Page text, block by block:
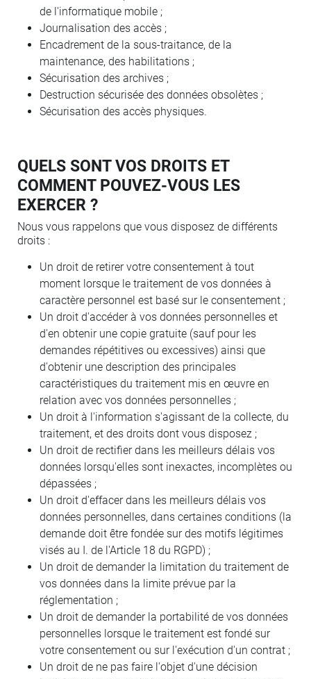
de l'informatique mobile ;
Journalisation des accès ;
Encadrement de la sous-traitance, de la
maintenance, des habilitations ;
Sécurisation des archives ;
Destruction sécurisée des données obsolètes ;
Sécurisation des accès physiques.
QUELS SONT VOS DROITS ET
COMMENT POUVEZ-VOUS LES
EXERCER ?
Nous vous rappelons que vous disposez de différents
droits :
Un droit de retirer votre consentement à tout
moment lorsque le traitement de vos données à
caractère personnel est basé sur le consentement ;
Un droit d'accéder à vos données personnelles et
d'en obtenir une copie gratuite (sauf pour les
demandes répétitives ou excessives) ainsi que
d'obtenir une description des principales
caractéristiques du traitement mis en œuvre en
relation avec vos données personnelles ;
Un droit à l'information s'agissant de la collecte, du
traitement, et des droits dont vous disposez ;
Un droit de rectifier dans les meilleurs délais vos
données lorsqu'elles sont inexactes, incomplètes ou
dépassées ;
Un droit d'effacer dans les meilleurs délais vos
données personnelles, dans certaines conditions (la
demande doit être fondée sur des motifs légitimes
visés au I. de l'Article 18 du RGPD) ;
Un droit de demander la limitation du traitement de
vos données dans la limite prévue par la
réglementation ;
Un droit de demander la portabilité de vos données
personnelles lorsque le traitement est fondé sur
votre consentement ou sur l'exécution d'un contrat ;
Un droit de ne pas faire l'objet d'une décision